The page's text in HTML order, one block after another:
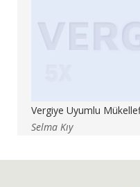
Vergiye Uyumlu
Selma Kıy